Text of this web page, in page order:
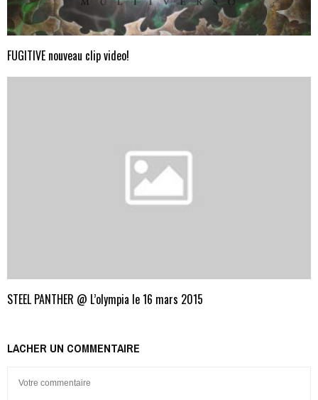
FUGITIVE nouveau clip video!
STEEL PANTHER @ L’olympia le 16 mars 2015
LACHER UN COMMENTAIRE